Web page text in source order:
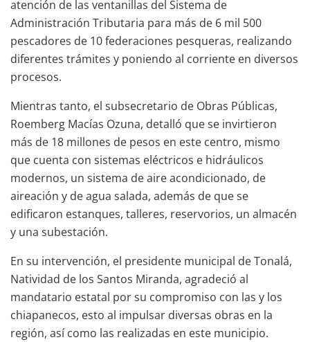
atención de las ventanillas del Sistema de
Administración Tributaria para más de 6 mil 500
pescadores de 10 federaciones pesqueras, realizando
diferentes trámites y poniendo al corriente en diversos
procesos.
Mientras tanto, el subsecretario de Obras Públicas,
Roemberg Macías Ozuna, detalló que se invirtieron
más de 18 millones de pesos en este centro, mismo
que cuenta con sistemas eléctricos e hidráulicos
modernos, un sistema de aire acondicionado, de
aireación y de agua salada, además de que se
edificaron estanques, talleres, reservorios, un almacén
y una subestación.
En su intervención, el presidente municipal de Tonalá,
Natividad de los Santos Miranda, agradeció al
mandatario estatal por su compromiso con las y los
chiapanecos, esto al impulsar diversas obras en la
región, así como las realizadas en este municipio.